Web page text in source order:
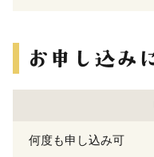
何度も申し込み可